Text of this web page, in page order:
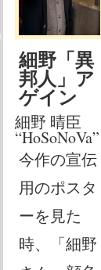
細野「異
邦人」ア
ゲイン
細野 晴臣
“HoSoNoVa”
今作の宣伝
用のポスタ
ーを見た
時、「細野